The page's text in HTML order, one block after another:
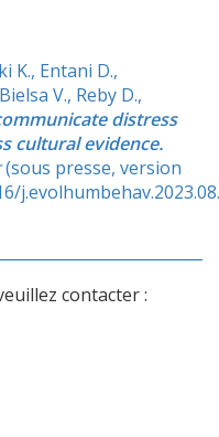
K., Entani D.,
V., Reby D.,
distress
cultural evidence.
(sous presse, version
contacter :